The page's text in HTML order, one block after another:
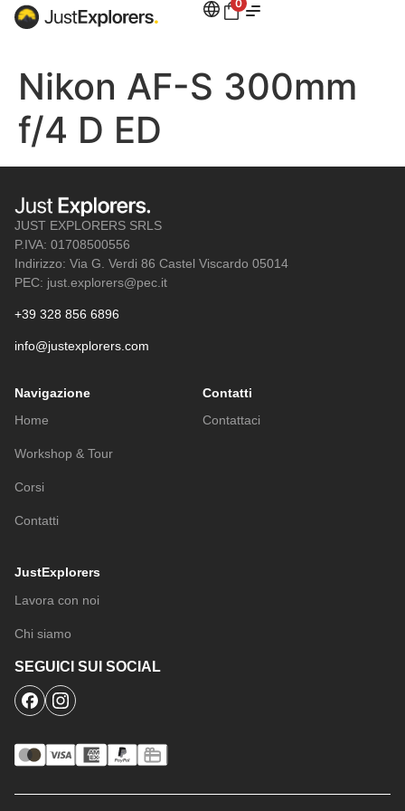
0
Nikon AF-S 300mm
f/4 D ED
JUST EXPLORERS SRLS
P.IVA: 01708500556
Indirizzo: Via G. Verdi 86 Castel Viscardo 05014
PEC: just.explorers@pec.it
+39 328 856 6896
info@justexplorers.com
Navigazione
Home
Workshop & Tour
Corsi
Contatti
Contatti
Contattaci
JustExplorers
Lavora con noi
Chi siamo
SEGUICI SUI SOCIAL